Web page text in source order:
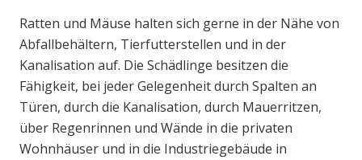
Ratten und Mäuse halten sich gerne in der Nähe von
Abfallbehältern, Tierfutterstellen und in der
Kanalisation auf. Die Schädlinge besitzen die
Fähigkeit, bei jeder Gelegenheit durch Spalten an
Türen, durch die Kanalisation, durch Mauerritzen,
über Regenrinnen und Wände in die privaten
Wohnhäuser und in die Industriegebäude in